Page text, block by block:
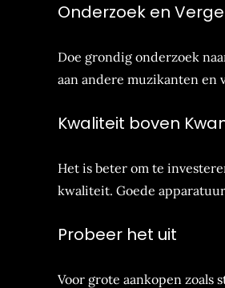
Onderzoek en
Doe grondig onderzoek
aan andere muzikanten en
Kwaliteit boven
Het is beter om te
kwaliteit. Goede
Probeer het uit
Voor grote aankopen zoals